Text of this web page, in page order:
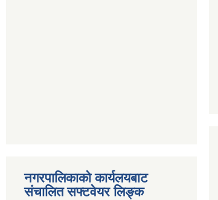
नगरपालिकाको कार्यलयबाट
संचालित सफ्टवेयर लिङ्क